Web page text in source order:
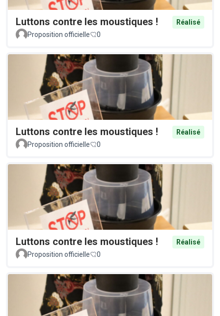
Luttons contre les moustiques !
Réalisé
Proposition officielle
0
Luttons contre les moustiques !
Réalisé
Proposition officielle
0
Luttons contre les moustiques !
Réalisé
Proposition officielle
0